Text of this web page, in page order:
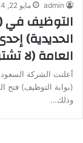
admin مايو 22, 2024
التوظيف في
الحديدية)
العامة (لا
أعلنت الشركة
(بوابة التوظيف) فتح
وذلك…